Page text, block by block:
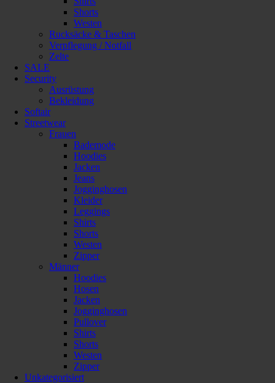
Shorts
Westen
Rucksäcke & Taschen
Verpflegung / Notfall
Zelte
SALE
Security
Ausrüstung
Bekleidung
Softair
Streetwear
Frauen
Bademode
Hoodies
Jacken
Jeans
Jogginghosen
Kleider
Leggings
Shirts
Shorts
Westen
Zipper
Männer
Hoodies
Hosen
Jacken
Jogginghosen
Pullover
Shirts
Shorts
Westen
Zipper
Unkategorisiert